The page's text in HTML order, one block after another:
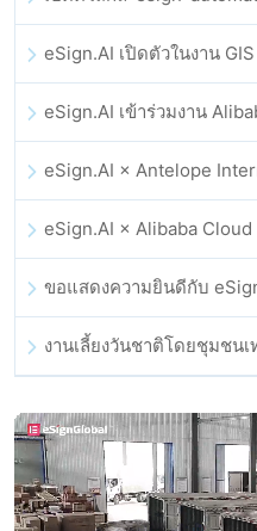
งานเลี้ยงวันชาติโดยชุมชน